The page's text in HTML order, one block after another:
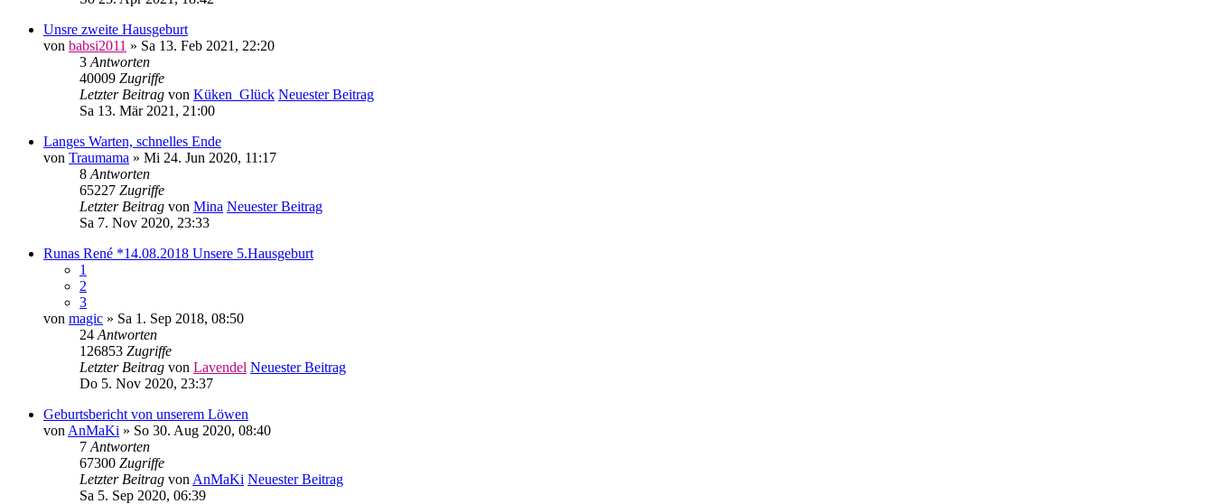
Unsre zweite Hausgeburt
von babsi2011 » Sa 13. Feb 2021, 22:20
3 Antworten
40009 Zugriffe
Letzter Beitrag von Küken_Glück Neuester Beitrag
Sa 13. Mär 2021, 21:00
Langes Warten, schnelles Ende
von Traumama » Mi 24. Jun 2020, 11:17
8 Antworten
65227 Zugriffe
Letzter Beitrag von Mina Neuester Beitrag
Sa 7. Nov 2020, 23:33
Runas René *14.08.2018 Unsere 5.Hausgeburt
1
2
3
von magic » Sa 1. Sep 2018, 08:50
24 Antworten
126853 Zugriffe
Letzter Beitrag von Lavendel Neuester Beitrag
Do 5. Nov 2020, 23:37
Geburtsbericht von unserem Löwen
von AnMaKi » So 30. Aug 2020, 08:40
7 Antworten
67300 Zugriffe
Letzter Beitrag von AnMaKi Neuester Beitrag
Sa 5. Sep 2020, 06:39